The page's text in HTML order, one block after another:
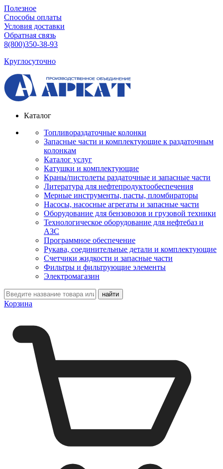
Полезное
Способы оплаты
Условия доставки
Обратная связь
8(800)350-38-93
Круглосуточно
Каталог
Топливораздаточные колонки
Запасные части и комплектующие к раздаточным
колонкам
Каталог услуг
Катушки и комплектующие
Краны/пистолеты раздаточные и запасные части
Литература для нефтепродуктообеспечения
Мерные инструменты, пасты, пломбираторы
Насосы, насосные агрегаты и запасные части
Оборудование для бензовозов и грузовой техники
Технологическое оборудование для нефтебаз и
АЗС
Программное обеспечение
Рукава, соединительные детали и комплектующие
Счетчики жидкости и запасные части
Фильтры и фильтрующие элементы
Электромагазин
Корзина